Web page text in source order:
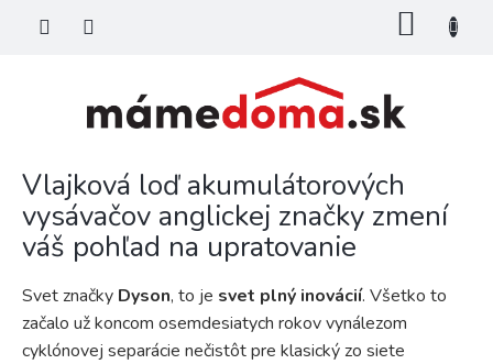
Vlajková loď akumulátorových
vysávačov anglickej značky zmení
váš pohľad na upratovanie
Svet značky Dyson, to je svet plný inovácií. Všetko to
začalo už koncom osemdesiatych rokov vynálezom
cyklónovej separácie nečistôt pre klasický zo siete